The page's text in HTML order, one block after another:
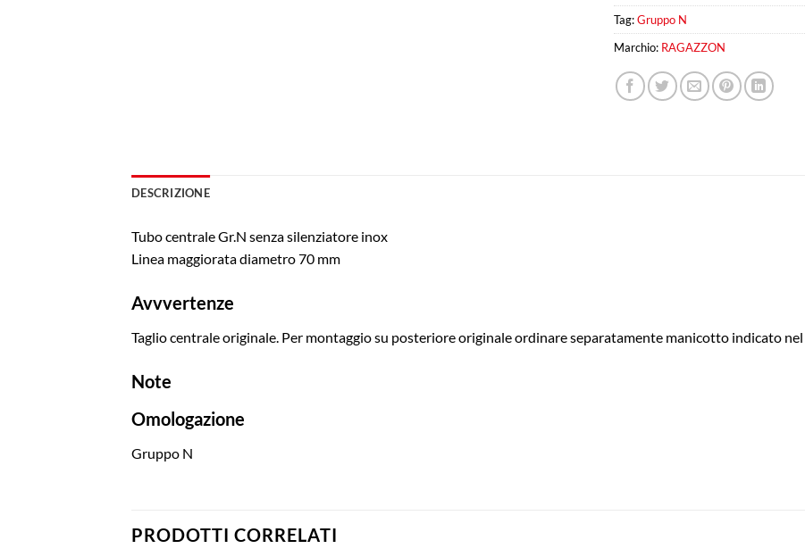
Tag:Gruppo N
Marchio: RAGAZZON
DESCRIZIONE
Tubo centrale Gr.N senza silenziatore inox
Linea maggiorata diametro 70 mm
Avvvertenze
Taglio centrale originale. Per montaggio su posteriore originale ordinare separatamente manicotto indicato
Note
Omologazione
Gruppo N
PRODOTTI CORRELATI